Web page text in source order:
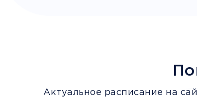
Актуальное расписание на